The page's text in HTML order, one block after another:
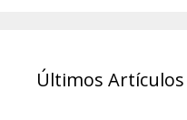
Últimos Artículos